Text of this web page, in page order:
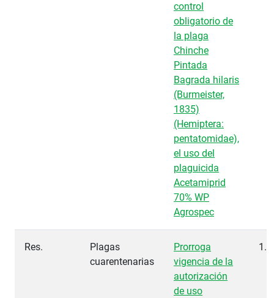
control
obligatorio de
la plaga
Chinche
Pintada
Bagrada hilaris
(Burmeister,
1835)
(Hemiptera:
pentatomidae),
el uso del
plaguicida
Acetamiprid
70% WP
Agrospec
Res.
Plagas
cuarentenarias
Prorroga
vigencia de la
autorización
de uso